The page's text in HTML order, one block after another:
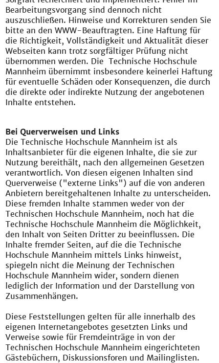
Bearbeitungsvorgang sind dennoch nicht
auszuschließen. Hinweise und Korrekturen senden Sie
bitte an den WWW-Beauftragten. Eine Haftung für
die Richtigkeit, Vollständigkeit und Aktualität dieser
Webseiten kann trotz sorgfältiger Prüfung nicht
übernommen werden. Die Technische Hochschule
Mannheim übernimmt insbesondere keinerlei Haftung
für eventuelle Schäden oder Konsequenzen, die durch
die direkte oder indirekte Nutzung der angebotenen
Inhalte entstehen.
Bei Querverweisen und Links
Die Technische Hochschule Mannheim ist als
Inhaltsanbieter für die eigenen Inhalte, die sie zur
Nutzung bereithält, nach den allgemeinen Gesetzen
verantwortlich. Von diesen eigenen Inhalten sind
Querverweise ("externe Links") auf die von anderen
Anbietern bereitgehaltenen Inhalte zu unterscheiden.
Diese fremden Inhalte stammen weder von der
Technischen Hochschule Mannheim, noch hat die
Technische Hochschule Mannheim die Möglichkeit,
den Inhalt von Seiten Dritter zu beeinflussen. Die
Inhalte fremder Seiten, auf die die Technische
Hochschule Mannheim mittels Links hinweist,
spiegeln nicht die Meinung der Technischen
Hochschule Mannheim wider, sondern dienen
lediglich der Information und der Darstellung von
Zusammenhängen.
Diese Feststellungen gelten für alle innerhalb des
eigenen Internetangebotes gesetzten Links und
Verweise sowie für Fremdeinträge in von der
Technischen Hochschule Mannheim eingerichteten
Gästebüchern, Diskussionsforen und Mailinglisten.